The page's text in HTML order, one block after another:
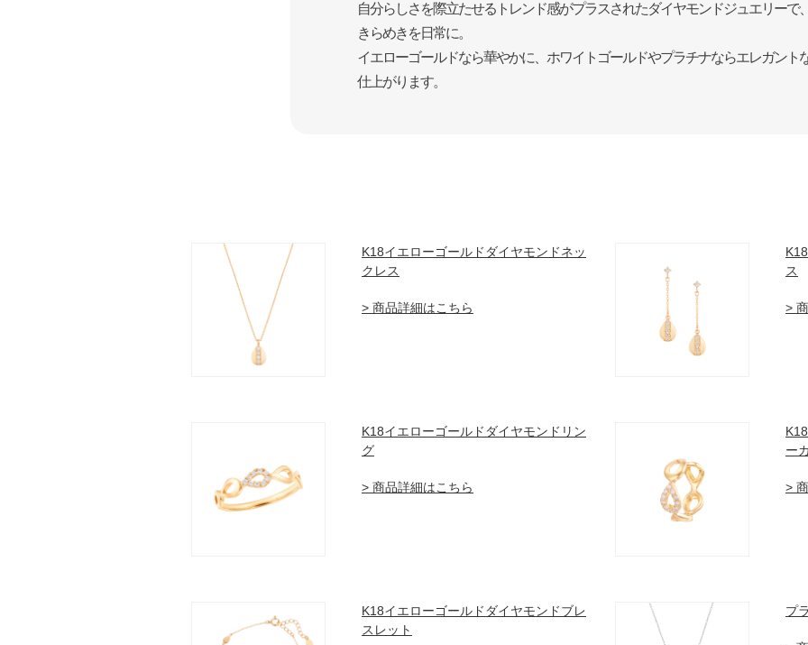
自分らしさを際立たせるトレンド感がプラスされたダイヤモンドジュエリーで
きらめきを日常に。
イエローゴールドなら華やかに、ホワイトゴールドやプラチナならエレガント
仕上がります。
K18イエローゴールドダイヤモンドネッ
クレス
> 商品詳細はこちら
ス
>
K18イエローゴールドダイヤモンドリン
グ
> 商品詳細はこちら
ー
>
K18イエローゴールドダイヤモンドブレ
スレット
プ